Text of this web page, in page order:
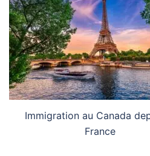
Immigration au Canada
France